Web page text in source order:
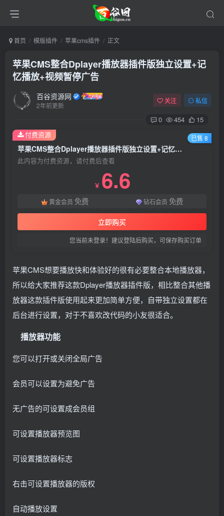
首页 模版插件 苹果cms插件 正文
苹果CMS整合Dplayer播放器插件版独立设置+记
忆播放+视频暂停广告
百谷资源网
2年前更新
关注 私信
0 454 15
苹果CMS整合Dplayer播放器插件版独立设置+记忆播放+视频暂停广告
此内容为付费资源，请付费后查看
￥ 6.6
黄金会员 免费 钻石会员 免费
立即购买
您当前未登录！建议登陆后购买，可保存购买订单
付费资源 已售 8
苹果CMS想要播放快和体验好的很有必要整合本地播放器，
所以给大家推荐这款Dplayer播放器插件版，相比整合其他播
放器这款插件版使用起来更加简单方便，自带独立设置都在
后台进行设置，对于不喜欢改代码的小友很适合。
播放器功能
您可以打开或关闭全局广告
会员可以设置为避免广告
无广告的可设置成会员组
可设置播放器预览图
可设置播放器标志
右击可设置播放器的版权
自动播放设置